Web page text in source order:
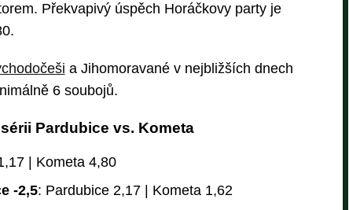
Překvapivý úspěch Horáčkovy party je
a Jihomoravané v nejbližších dnech
6 soubojů.
Pardubice vs. Kometa
| Kometa 4,80
-2,5: Pardubice 2,17 | Kometa 1,62